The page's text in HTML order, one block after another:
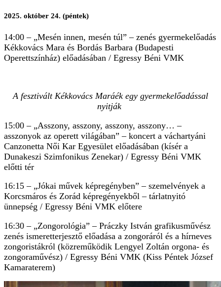
2025. október 24. (péntek)
14:00 – „Mesén innen, mesén túl” – zenés gyermekelőadás
Kékkovács Mara és Bordás Barbara (Budapesti
Operettszínház) előadásában / Egressy Béni VMK
A fesztivált Kékkovács Maráék egy gyermekelőadással
nyitják
15:00 – „Asszony, asszony, asszony, asszony… –
asszonyok az operett világában” – koncert a váchartyáni
Canzonetta Női Kar Egyesület előadásában (kísér a
Dunakeszi Szimfonikus Zenekar) / Egressy Béni VMK
előtti tér
16:15 – „Jókai művek képregényben” – szemelvények a
Korcsmáros és Zorád képregényekből – tárlatnyitó
ünnepség / Egressy Béni VMK előtere
16:30 – „Zongorológia” – Práczky István grafikusművész
zenés ismeretterjesztő előadása a zongoráról és a hírneves
zongoristákról (közreműködik Lengyel Zoltán orgona- és
zongoraművész) / Egressy Béni VMK (Kiss Péntek József
Kamaraterem)